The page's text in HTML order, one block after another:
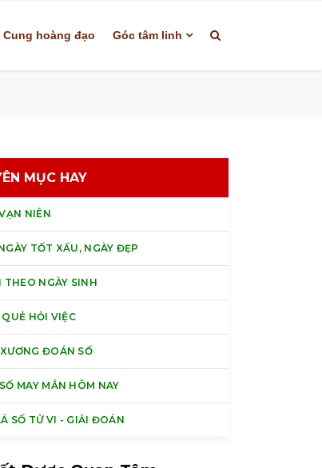
Cung hoàng đạo Góc tâm linh
MỤC HAY
NIÊN
TỐT XẤU, NGÀY ĐẸP
THEO NGÀY SINH
QUẺ HỎI VIỆC
ĐOÁN SỐ
MAY MẮN HÔM NAY
SỐ TỬ VI - GIẢI ĐOÁN